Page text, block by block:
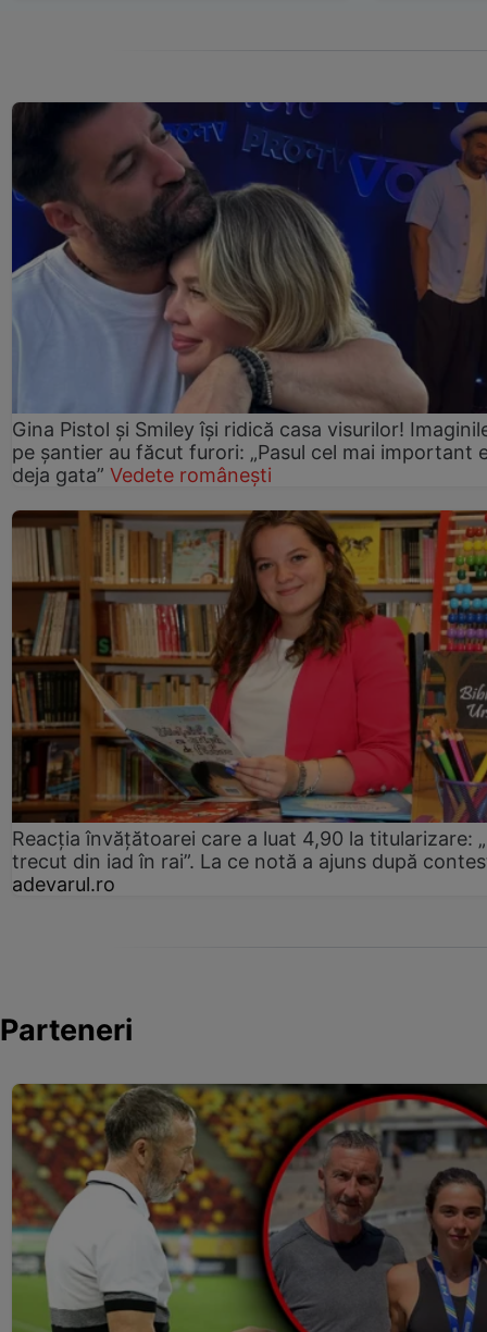
Gina Pistol și Smiley își ridică casa visurilor!
pe șantier au făcut furori: „Pasul cel mai important
deja gata” Vedete românești
Reacția învățătoarei care a luat 4,90 la titularizare:
trecut din iad în rai”. La ce notă a ajuns după
adevarul.ro
Parteneri